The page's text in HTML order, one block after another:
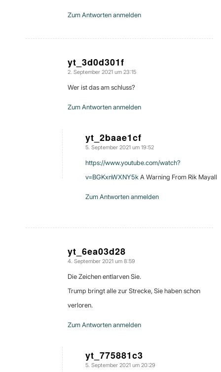
Zum Antworten anmelden
yt_3d0d301f
sagte:
2. September 2021 um 23:15
Wer ist das am schluss?
Zum Antworten anmelden
yt_2baae1cf
sagte:
5. September 2021 um 19:52
https://www.youtube.com/watch?
v=BGKxnWXNY5kA Warning From Rik Mayall
Zum Antworten anmelden
yt_6ea03d28
sagte:
4. September 2021 um 8:59
Die Zeichen entlarven Sie.
Trump bringt alle zur Strecke, Sie haben schon
verloren.
Zum Antworten anmelden
yt_775881c3
sagte:
5. September 2021 um 20:29